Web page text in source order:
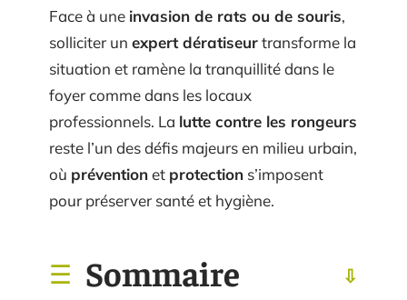
Face à une invasion de rats ou de souris,
solliciter un expert dératiseurtransforme la
situation et ramène la tranquillité dans le
foyer comme dans les locaux
professionnels. La lutte contre les rongeurs
reste l’un des défis majeurs en milieu urbain,
où préventionet protection s’imposent
pour préserver santé et hygiène.
Sommaire